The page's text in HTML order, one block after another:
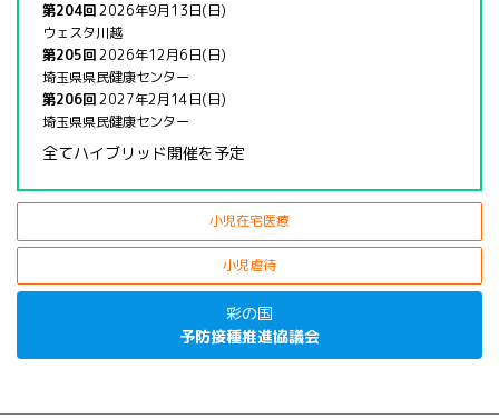
第204回2026年9月13日(日)
ウェスタ川越
第205回2026年12月6日(日)
埼玉県県民健康センター
第206回2027年2月14日(日)
埼玉県県民健康センター
全てハイブリッド開催を予定
小児在宅医療
小児虐待
彩の国
予防接種推進協議会